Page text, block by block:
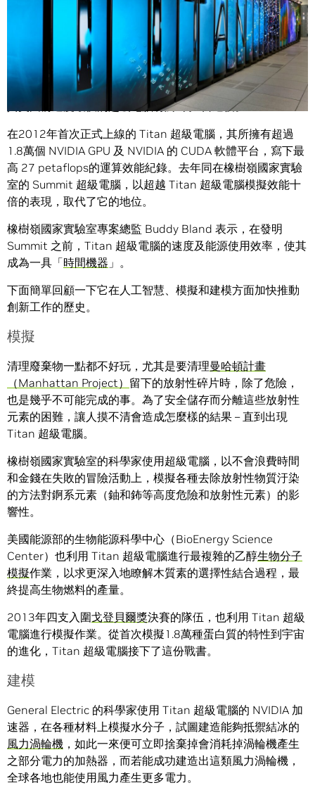
Titan 超級電腦，我們要在此向你致敬。
在田納西州橡樹嶺國家實驗室提供七年的開創性服務後，這
具美國前速度最快的超級電腦將於8月1日退役。
在2012年首次正式上線的 Titan 超級電腦，其所擁有超過
1.8萬個 NVIDIA GPU 及 NVIDIA 的 CUDA 軟體平台，寫下最
高 27 petaflops的運算效能紀錄。去年同在橡樹嶺國家實驗
室的 Summit 超級電腦，以超越 Titan 超級電腦模擬效能十
倍的表現，取代了它的地位。
橡樹嶺國家實驗室專案總監 Buddy Bland 表示，在發明
Summit 之前，Titan 超級電腦的速度及能源使用效率，使其
成為一具「時間機器 」。
下面簡單回顧一下它在人工智慧、模擬和建模方面加快推動
創新工作的歷史。
模擬
清理廢棄物一點都不好玩，尤其是要清理曼哈頓計畫
（Manhattan Project） 留下的放射性碎片時，除了危險，
也是幾乎不可能完成的事。為了安全儲存而分離這些放射性
元素的困難，讓人摸不清會造成怎麼樣的結果 – 直到出現
Titan 超級電腦。
橡樹嶺國家實驗室的科學家使用超級電腦，以不會浪費時間
和金錢在失敗的冒險活動上，模擬各種去除放射性物質汙染
的方法對錒系元素（鈾和鈽等高度危險和放射性元素）的影
響性。
美國能源部的生物能源科學中心（BioEnergy Science
Center）也利用 Titan 超級電腦進行最複雜的乙醇生物分子
模擬作業，以求更深入地瞭解木質素的選擇性結合過程，最
終提高生物燃料的產量。
2013年四支入圍戈登貝爾獎決賽的隊伍，也利用 Titan 超級
電腦進行模擬作業。從首次模擬1.8萬種蛋白質的特性到宇宙
的進化，Titan 超級電腦接下了這份戰書。
建模
General Electric 的科學家使用 Titan 超級電腦的 NVIDIA 加
速器，在各種材料上模擬水分子，試圖建造能夠抵禦結冰的
風力渦輪機 ，如此一來便可立即捨棄掉會消耗掉渦輪機產生
之部分電力的加熱器，而若能成功建造出這類風力渦輪機，
全球各地也能使用風力產生更多電力。